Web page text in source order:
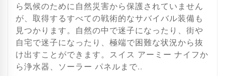
ら気候のために自然災害から保護されていません
が、取得するすべての戦術的なサバイバル装備も
見つかります。自然の中で迷子になったり、街や
自宅で迷子になったり、極端で困難な状況から抜
け出すことができます。スイス アーミー ナイフか
ら浄水器、ソーラー パネルまで..